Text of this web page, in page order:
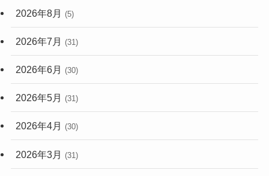
(248)
2026年8月 (5)
2026年7月 (31)
2026年6月 (30)
2026年5月 (31)
2026年4月 (30)
2026年3月 (31)